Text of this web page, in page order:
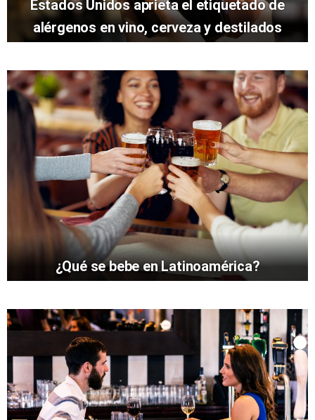
Estados Unidos aprieta el etiquetado de
alérgenos en vino, cerveza y destilados
¿Qué se bebe en Latinoamérica?